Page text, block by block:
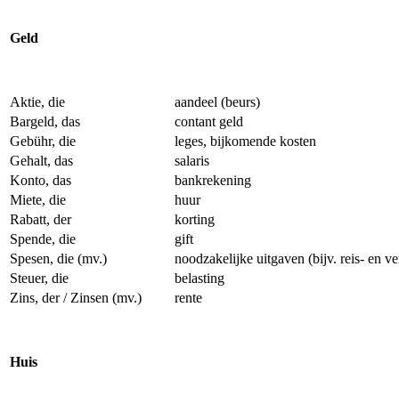
Geld
Aktie, die
aandeel (beurs)
Bargeld, das
contant geld
Gebühr, die
leges, bijkomende kosten
Gehalt, das
salaris
Konto, das
bankrekening
Miete, die
huur
Rabatt, der
korting
Spende, die
gift
Spesen, die (mv.)
noodzakelijke uitgaven (bijv. reis- en
Steuer, die
belasting
Zins, der / Zinsen (mv.)
rente
Huis